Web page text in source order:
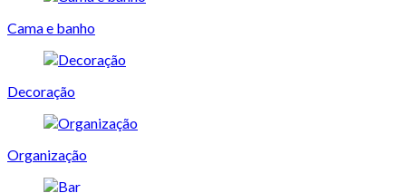
Cama e banho
Decoração
Organização